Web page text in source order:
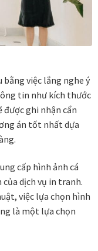
việc lắng nghe ý
tin như kích thước
được ghi nhận cẩn
án tốt nhất dựa
cấp hình ảnh cá
dịch vụ in tranh.
việc lựa chọn hình
là một lựa chọn